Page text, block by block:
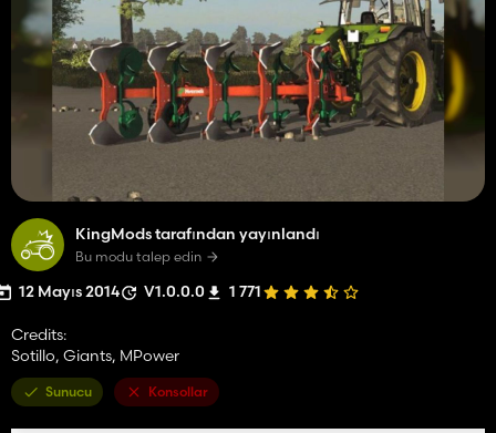
KingMods tarafından yayınlandı
Bu modu talep edin
12 Mayıs 2014 V1.0.0.0 1 771
Credits:
Sotillo, Giants, MPower
Sunucu Konsollar